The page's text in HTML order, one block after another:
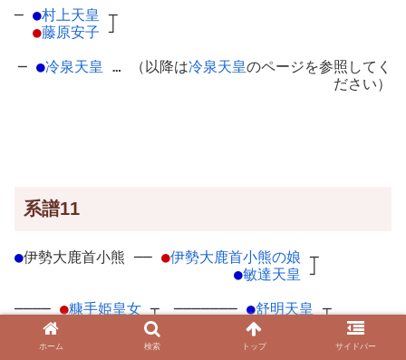
─ ●村上天皇 ┬
●藤原安子 ┘
─ ●冷泉天皇 … （以降は冷泉天皇のページを参照してく
ださい）
系譜11
●伊勢大鹿首小熊 ── ●伊勢大鹿首小熊の娘 ┬
●敏達天皇 ┘
────●糠手姫皇女┬
押坂彦人大兄皇子 ┘
───────●舒明天皇┬
斉明天皇（皇極天皇）
ホーム 検索 トップ サイドバー